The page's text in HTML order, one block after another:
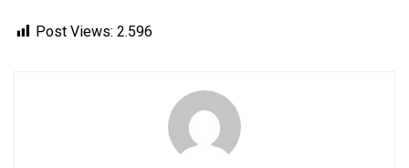
Post Views: 2.596